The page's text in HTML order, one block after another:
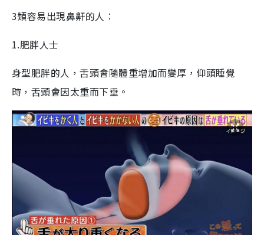
3類容易出現鼻鼾的人︰
1.肥胖人士
身型肥胖的人，舌頭會隨體重增加而變厚，仰頭睡覺
時，舌頭會因太重而下垂。